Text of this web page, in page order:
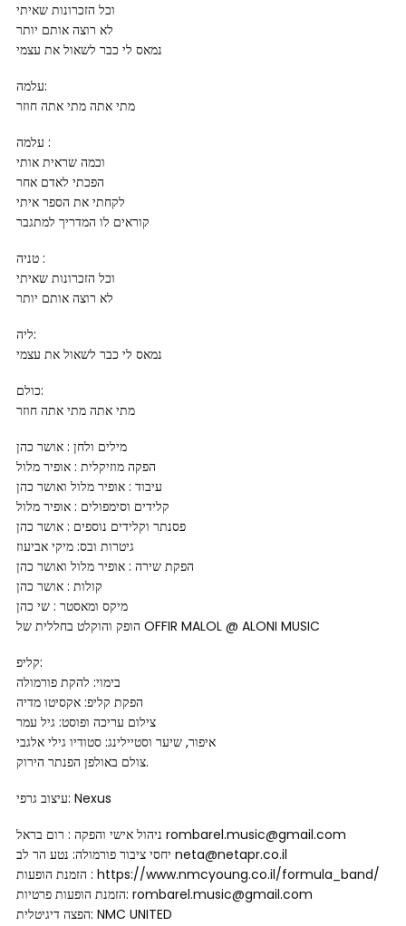
וכל הזכרונות שאיתי
לא רוצה אותם יותר
נמאס לי כבר לשאול את עצמי
עלמה:
מתי אתה מתי אתה חוזר
עלמה :
וכמה שראית אותי
הפכתי לאדם אחר
לקחתי את הספר איתי
קוראים לו המדריך למתגבר
טניה :
וכל הזכרונות שאיתי
לא רוצה אותם יותר
ליה:
נמאס לי כבר לשאול את עצמי
כולם:
מתי אתה מתי אתה חוזר
מילים ולחן : אושר כהן
הפקה מוזיקלית : אופיר מלול
עיבוד : אופיר מלול ואושר כהן
קלידים וסימפולים : אופיר מלול
פסנתר וקלידים נוספים : אושר כהן
גיטרות ובס: מיקי אביעוז
הפקת שירה : אופיר מלול ואושר כהן
קולות : אושר כהן
מיקס ומאסטר : שי כהן
הופק והוקלט בחללית של OFFIR MALOL @ ALONI MUSIC
קליפ:
בימוי: להקת פורמולה
הפקת קליפ: אקסיטו מדיה
צילום עריכה ופוסט: גיל עמר
איפור, שיער וסטיילינג: סטודיו גילי אלגבי
צולם באולפן הפנתר הירוק.
עיצוב גרפי: Nexus
ניהול אישי והפקה : רום בראל rombarel.music@gmail.com
יחסי ציבור פורמולה: נטע הר לב neta@netapr.co.il
הזמנת הופעות : https://www.nmcyoung.co.il/formula_band/
הזמנת הופעות פרטיות: rombarel.music@gmail.com
הפצה דיגיטלית: NMC UNITED